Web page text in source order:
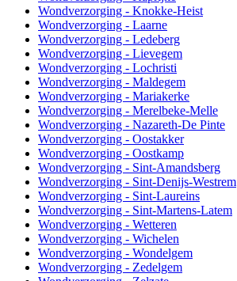
Wondverzorging - Knokke-Heist
Wondverzorging - Laarne
Wondverzorging - Ledeberg
Wondverzorging - Lievegem
Wondverzorging - Lochristi
Wondverzorging - Maldegem
Wondverzorging - Mariakerke
Wondverzorging - Merelbeke-Melle
Wondverzorging - Nazareth-De Pinte
Wondverzorging - Oostakker
Wondverzorging - Oostkamp
Wondverzorging - Sint-Amandsberg
Wondverzorging - Sint-Denijs-Westrem
Wondverzorging - Sint-Laureins
Wondverzorging - Sint-Martens-Latem
Wondverzorging - Wetteren
Wondverzorging - Wichelen
Wondverzorging - Wondelgem
Wondverzorging - Zedelgem